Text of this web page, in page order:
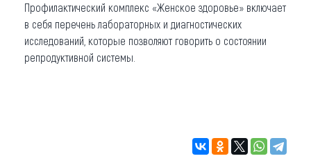
Профилактический комплекс «Женское здоровье» включает
в себя перечень лабораторных и диагностических
исследований, которые позволяют говорить о состоянии
репродуктивной системы.